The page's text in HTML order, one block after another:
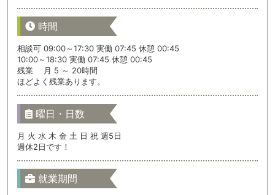
時間
相談可 09:00～17:30 実働 07:45 休憩 00:45
10:00～18:30 実働 07:45 休憩 00:45
残業 月 5 ～ 20時間
ほどよく残業あります。
曜日・日数
月 火 水 木 金 土 日 祝 週5日
週休2日です！
就業期間